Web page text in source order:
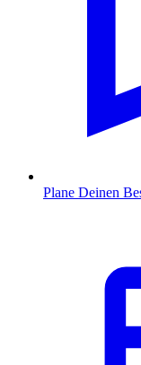
Plane Deinen